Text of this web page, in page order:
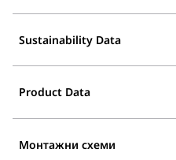
Sustainability Data
Product Data
Монтажни схеми